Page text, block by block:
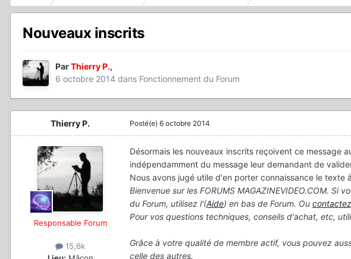
Nouveaux inscrits
ParThierry P.,
6 octobre 2014 dans Fonctionnement du Forum
Thierry P.
Responsable Forum
15,6k
Posté(e) 6 octobre 2014
Désormais les nouveaux inscrits reçoivent ce message
indépendamment du message leur demandant de
Nous avons jugé utile d'en porter connaissance le
Bienvenue sur les FORUMS MAGAZINEVIDEO.COM.
du Forum, utilisez l'(Aide) en bas de Forum. Ou
Pour vos questions techniques, conseils d'achat, etc,
Grâce à votre qualité de membre actif, vous pouvez
celle des autres.